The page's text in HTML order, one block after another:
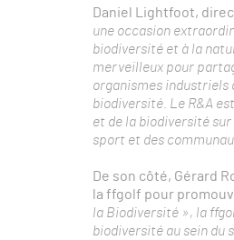
Daniel Lightfoot,
une occasion
biodiversité et à la
merveilleux pour
organismes
biodiversité. Le R&A
et de la biodiversité
sport et des
De son côté, Gérard
la ffgolf pour
la Biodiversité », la
biodiversité au sein du